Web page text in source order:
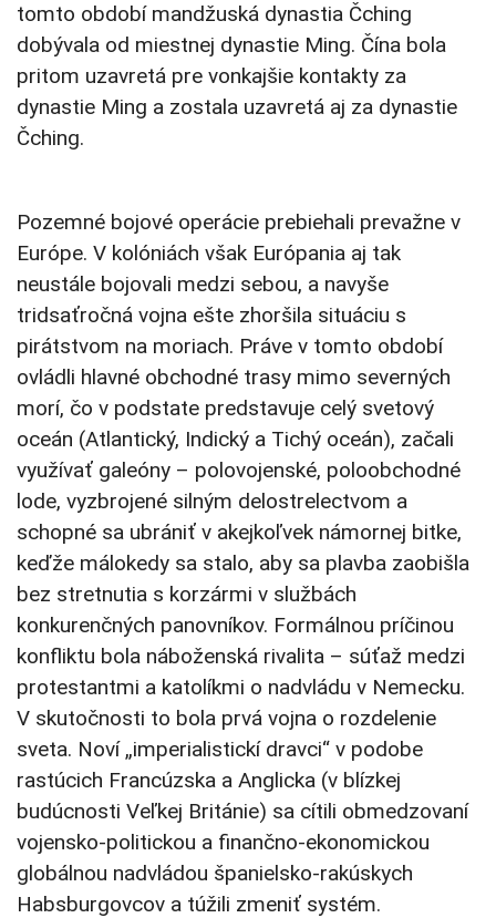
tomto období mandžuská dynastia Čching
dobývala od miestnej dynastie Ming. Čína bola
pritom uzavretá pre vonkajšie kontakty za
dynastie Ming a zostala uzavretá aj za dynastie
Čching.
Pozemné bojové operácie prebiehali prevažne v
Európe. V kolóniách však Európania aj tak
neustále bojovali medzi sebou, a navyše
tridsaťročná vojna ešte zhoršila situáciu s
pirátstvom na moriach. Práve v tomto období
ovládli hlavné obchodné trasy mimo severných
morí, čo v podstate predstavuje celý svetový
oceán (Atlantický, Indický a Tichý oceán), začali
využívať galeóny – polovojenské, poloobchodné
lode, vyzbrojené silným delostrelectvom a
schopné sa ubrániť v akejkoľvek námornej bitke,
keďže málokedy sa stalo, aby sa plavba zaobišla
bez stretnutia s korzármi v službách
konkurenčných panovníkov. Formálnou príčinou
konfliktu bola náboženská rivalita – súťaž medzi
protestantmi a katolíkmi o nadvládu v Nemecku.
V skutočnosti to bola prvá vojna o rozdelenie
sveta. Noví „imperialistickí dravci“ v podobe
rastúcich Francúzska a Anglicka (v blízkej
budúcnosti Veľkej Británie) sa cítili obmedzovaní
vojensko-politickou a finančno-ekonomickou
globálnou nadvládou španielsko-rakúskych
Habsburgovcov a túžili zmeniť systém.